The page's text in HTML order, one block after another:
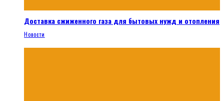
Доставка сжиженного газа для бытовых нужд и отопления
Новости